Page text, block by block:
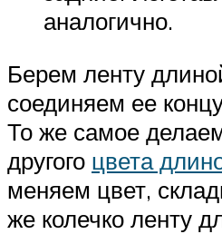
аналогично.
Берем ленту
соединяем ее
То же самое
другого цвета
меняем цвет,
же колечко ленту